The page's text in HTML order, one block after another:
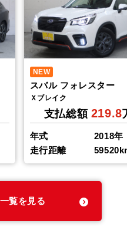
NEW
スバル フォレスター
Ｘブレイク
支払総額 219.8
年式
2018年
走行距離
覧を見る